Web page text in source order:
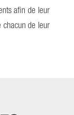
afin de leur
chacun de leur